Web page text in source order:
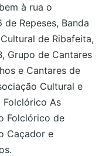
à rua o
Repeses, Banda
de Ribafeita,
Grupo de Cantares
e Cantares de
Cultural e
Folclórico As
Folclórico de
Caçador e